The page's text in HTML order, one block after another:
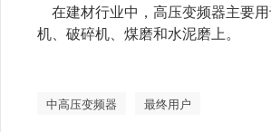
在建材行业中，高压变频器主要
机、破碎机、煤磨和水泥磨上。
中高压变频器 最终用户